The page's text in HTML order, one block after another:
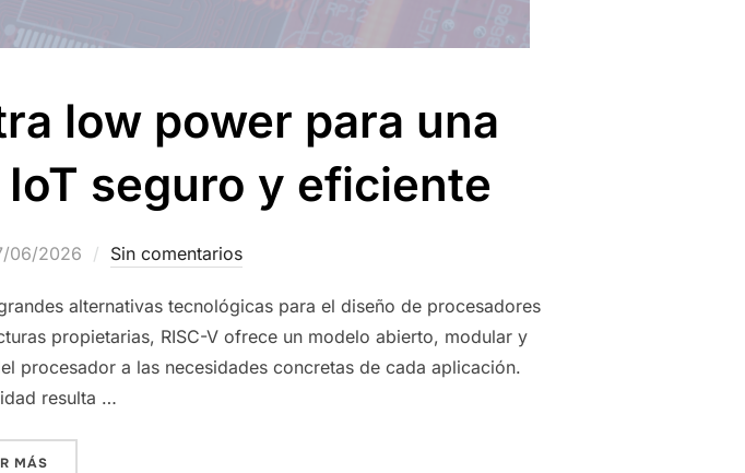
low power para una
seguro y eficiente
06/2026 Sin comentarios
alternativas tecnológicas para el diseño de procesadores
propietarias, RISC-V ofrece un modelo abierto, modular y
procesador a las necesidades concretas de cada aplicación.
resulta …
MÁS